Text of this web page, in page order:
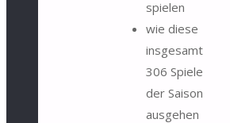
spielen
wie diese
insgesamt
306 Spiele
der Saison
ausgehen